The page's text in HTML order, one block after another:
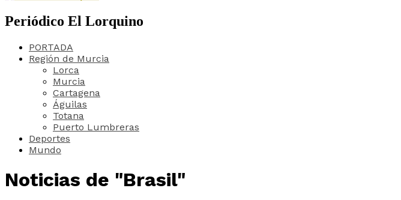
Periódico El Lorquino
PORTADA
Región de Murcia
Lorca
Murcia
Cartagena
Águilas
Totana
Puerto Lumbreras
Deportes
Mundo
Noticias de "Brasil"